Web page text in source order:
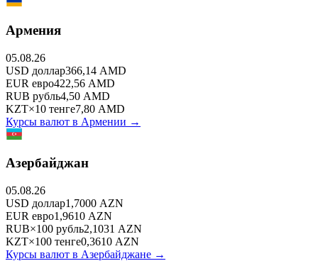
Армения
05.08.26
USD доллар366,14 AMD
EUR евро422,56 AMD
RUB рубль4,50 AMD
KZT×10 тенге7,80 AMD
Курсы валют в Армении →
Азербайджан
05.08.26
USD доллар1,7000 AZN
EUR евро1,9610 AZN
RUB×100 рубль2,1031 AZN
KZT×100 тенге0,3610 AZN
Курсы валют в Азербайджане →